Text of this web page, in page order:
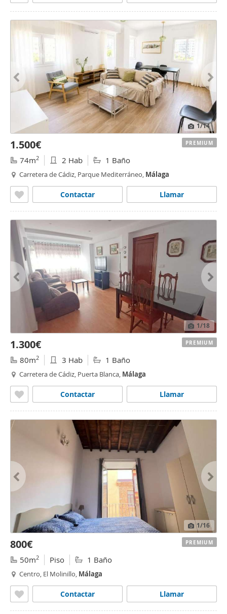
1/14
1.500€
74m2 2 Hab 1 Baño
Carretera de Cádiz, Parque Mediterráneo, Málaga
Llamar
Contactar
PREMIUM
1/18
1.300€
80m2 3 Hab 1 Baño
Carretera de Cádiz, Puerta Blanca, Málaga
Llamar
Contactar
PREMIUM
1/16
800€
50m2 Piso 1 Baño
Centro, El Molinillo, Málaga
Llamar
Contactar
PREMIUM